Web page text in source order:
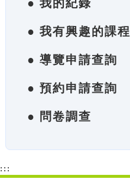
● 我的紀錄
● 我有興趣的課程
● 導覽申請查詢
● 預約申請查詢
● 問卷調查
:::